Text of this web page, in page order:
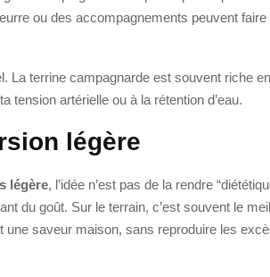
ou des accompagnements peuvent
La terrine campagnarde est souvent riche
tension artérielle ou à la rétention d’eau.
légère
légère, l’idée n’est pas de la rendre
du goût. Sur le terrain, c’est souvent le
une saveur maison, sans reproduire les